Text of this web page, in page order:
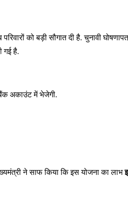
को बड़ी सौगात दी है. चुनावी
गई है.
बैंक अकाउंट में भेजेगी.
ने साफ किया कि इस योजना का लाभ